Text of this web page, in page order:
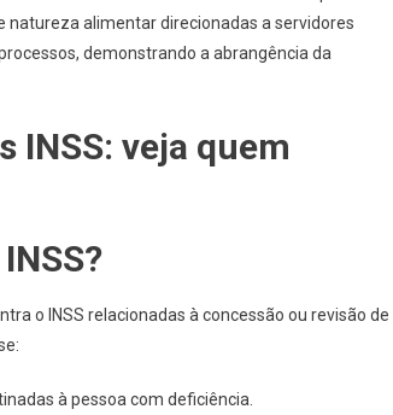
natureza alimentar direcionadas a servidores
demonstrando a abrangência da
INSS: veja quem
o INSS relacionadas à concessão ou revisão de
à pessoa com deficiência.